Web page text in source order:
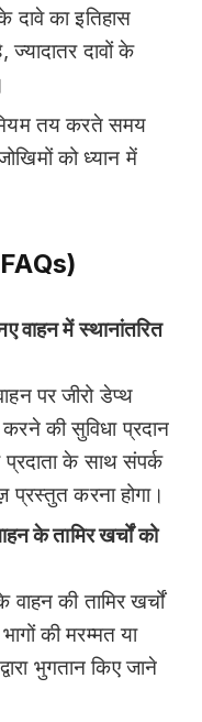
दावे का इतिहास
ज्यादातर दावों के
तय करते समय
को ध्यान में
वाहन में स्थानांतरित
पर जीरो डेप्थ
करने की सुविधा प्रदान
के साथ संपर्क
करना होगा।
के तामिर खर्चों को
की तामिर खर्चों
की मरम्मत या
भुगतान किए जाने